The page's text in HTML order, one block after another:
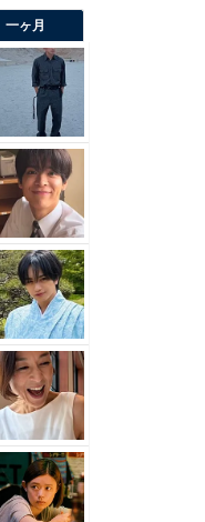
一ヶ月